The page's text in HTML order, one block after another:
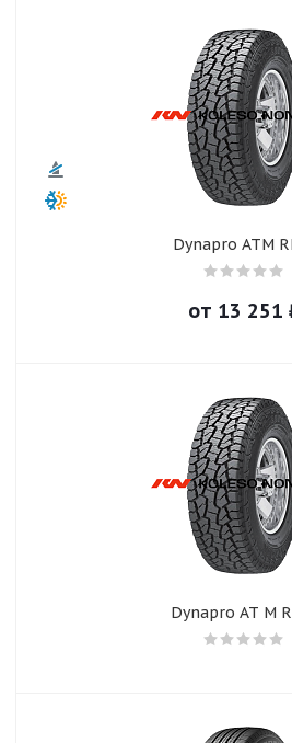
Dynapro ATM
от 13 251
Dynapro AT M